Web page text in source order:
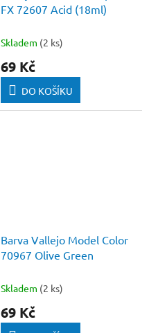
FX 72607 Acid (18ml)
Skladem (2 ks)
69 Kč
DO KOŠÍKU
Barva Vallejo Model Color
70967 Olive Green
Skladem (2 ks)
69 Kč